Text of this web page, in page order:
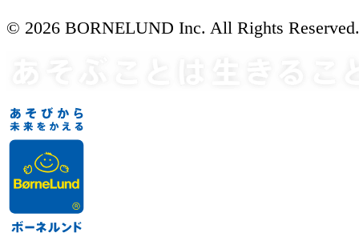
© 2026 BORNELUND Inc. All Rights Reserved.